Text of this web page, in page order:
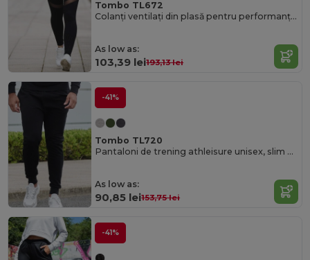
Tombo TL672
Colanți ventilați din plasă pentru performanță pentru femei
As low as:
103,39 lei193,13 lei
-41%
Tombo TL720
Pantaloni de trening athleisure unisex, slim fit, cu manșete ribate
As low as:
90,85 lei153,75 lei
-41%